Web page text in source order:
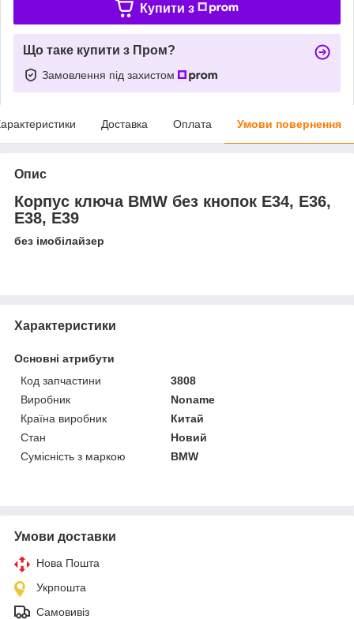
Купити з
Що таке купити з Пром?
Замовлення під захистом
Доставка Оплата Умови повернення
Опис
Корпус ключа BMW без кнопок Е34, Е36,
Е38, Е39
без імобілайзер
Характеристики
Основні атрибути
Код запчастини
3808
Виробник
Noname
Країна виробник
Китай
Стан
Новий
Сумісність з маркою
BMW
Умови доставки
Нова Пошта
Укрпошта
Самовивіз